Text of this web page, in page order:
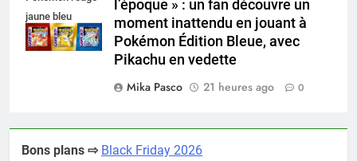
jaune bleu
l’époque » : un fan découvre un
moment inattendu en jouant à
Pokémon Édition Bleue, avec
Pikachu en vedette
Mika Pasco
21 heures ago 0
Bons plans ⇨ Black Friday 2026